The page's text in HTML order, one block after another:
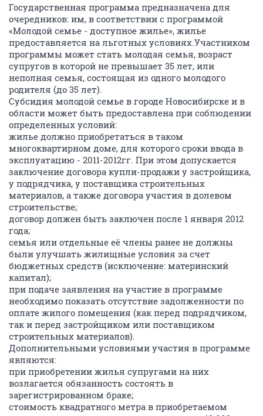
Государственная программа предназначена для
очередников: им, в соответствии с программой
«Молодой семье - доступное жилье», жилье
предоставляется на льготных условиях.Участником
программы может стать молодая семья, возраст
супругов в которой не превышает 35 лет, или
неполная семья, состоящая из одного молодого
родителя (до 35 лет).
Субсидия молодой семье в городе Новосибирске и в
области может быть предоставлена при соблюдении
определенных условий:
жилье должно приобретаться в таком
многоквартирном доме, для которого сроки ввода в
эксплуатацию - 2011-2012гг. При этом допускается
заключение договора купли-продажи у застройщика,
у подрядчика, у поставщика строительных
материалов, а также договора участия в долевом
строительстве;
договор должен быть заключен после 1 января 2012
года;
семья или отдельные её члены ранее не должны
были улучшать жилищные условия за счет
бюджетных средств (исключение: материнский
капитал);
при подаче заявления на участие в программе
необходимо показать отсутствие задолженности по
оплате жилого помещения (как перед подрядчиком,
так и перед застройщиком или поставщиком
строительных материалов).
Дополнительными условиями участия в программе
являются:
при приобретении жилья супругами на них
возлагается обязанность состоять в
зарегистрированном браке;
стоимость квадратного метра в приобретаемом